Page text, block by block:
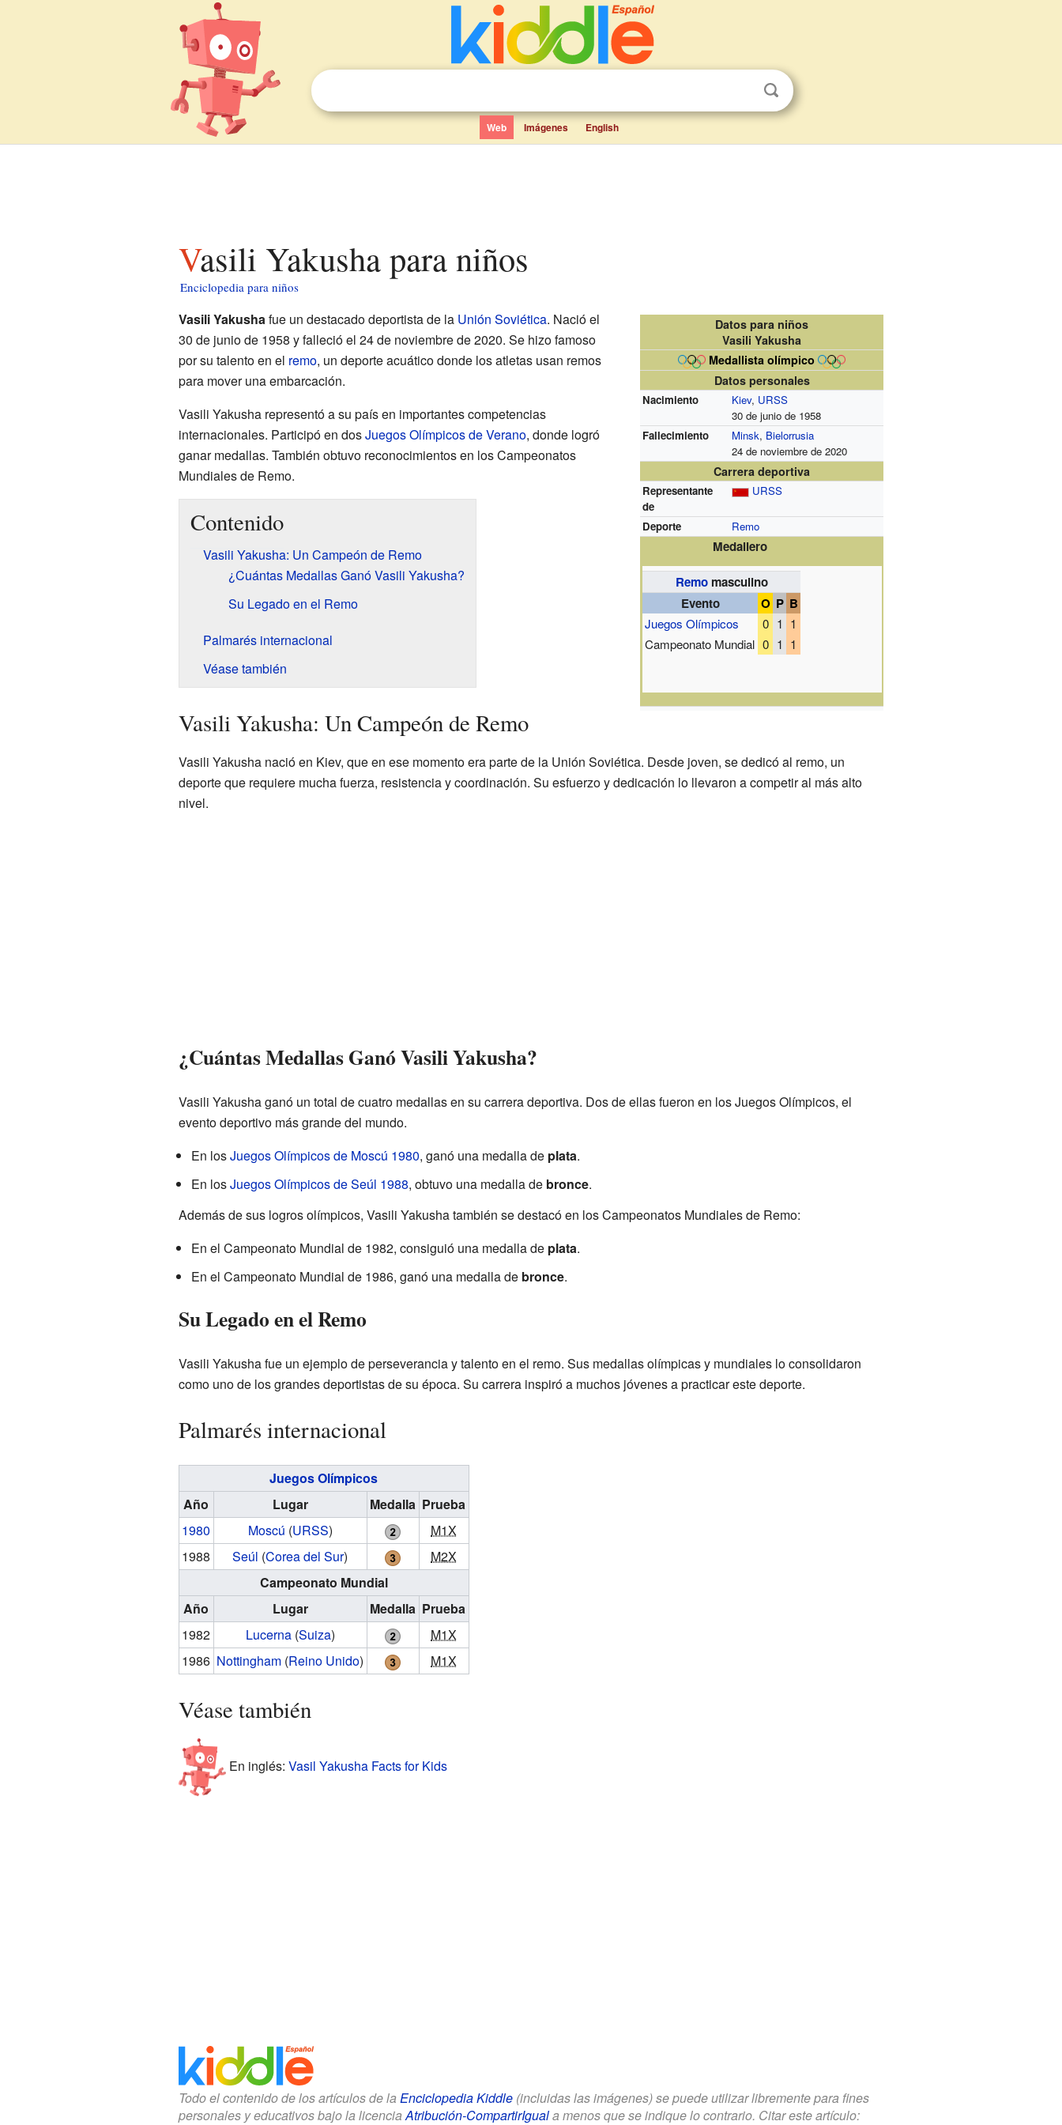
Web Imágenes English
Vasili Yakusha para niños
Enciclopedia para niños
Datos para niños
Vasili Yakusha
Medallista olímpico
Datos personales
Nacimiento Kiev, URSS
30 de junio de 1958
Fallecimiento
Minsk, Bielorrusia
24 de noviembre de 2020
Carrera deportiva
Representante
de
URSS
Deporte Remo
Medallero
Remomasculino
Evento
O P B
Juegos Olímpicos 0 1 1
Campeonato Mundial 0 1 1
Vasili Yakushafue un destacado deportista de la Unión Soviética. Nació el
30 de junio de 1958 y falleció el 24 de noviembre de 2020. Se hizo famoso
por su talento en el remo, un deporte acuático donde los atletas usan remos
para mover una embarcación.
Vasili Yakusha representó a su país en importantes competencias
internacionales. Participó en dosJuegos Olímpicos de Verano, donde logró
ganar medallas. También obtuvo reconocimientos en los Campeonatos
Mundiales de Remo.
Contenido
Vasili Yakusha: Un Campeón de Remo
¿Cuántas Medallas Ganó Vasili Yakusha?
Su Legado en el Remo
Palmarés internacional
Véase también
Vasili Yakusha: Un Campeón de Remo
Vasili Yakusha nació en Kiev, que en ese momento era parte de la Unión Soviética. Desde joven, se dedicó al remo, un
deporte que requiere mucha fuerza, resistencia y coordinación. Su esfuerzo y dedicación lo llevaron a competir al más alto
nivel.
¿Cuántas Medallas Ganó Vasili Yakusha?
Vasili Yakusha ganó un total de cuatro medallas en su carrera deportiva. Dos de ellas fueron en los Juegos Olímpicos, el
evento deportivo más grande del mundo.
En losJuegos Olímpicos de Moscú 1980, ganó una medalla de plata.
En losJuegos Olímpicos de Seúl 1988, obtuvo una medalla de bronce.
Además de sus logros olímpicos, Vasili Yakusha también se destacó en los Campeonatos Mundiales de Remo:
En el Campeonato Mundial de 1982, consiguió una medalla de plata.
En el Campeonato Mundial de 1986, ganó una medalla de bronce.
Su Legado en el Remo
Vasili Yakusha fue un ejemplo de perseverancia y talento en el remo. Sus medallas olímpicas y mundiales lo consolidaron
como uno de los grandes deportistas de su época. Su carrera inspiró a muchos jóvenes a practicar este deporte.
Palmarés internacional
Juegos Olímpicos
Año
Lugar Medalla Prueba
1980
Moscú (URSS)
M1X
1988
Seúl (Corea del Sur)
M2X
Campeonato Mundial
Año
Lugar Medalla Prueba
1982
Lucerna (Suiza)
M1X
1986 Nottingham (Reino Unido) M1X
Véase también
En inglés: Vasil Yakusha Facts for Kids
Todo el contenido de los artículos de la Enciclopedia Kiddle(incluidas las imágenes) se puede utilizar libremente para fines
personales y educativos bajo la licenciaAtribución-CompartirIguala menos que se indique lo contrario. Citar este artículo: